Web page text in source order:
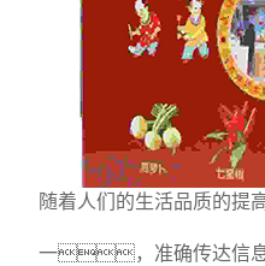
随着人们的生活品质的
一，准确传达信